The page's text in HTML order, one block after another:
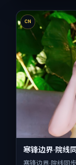
CN
寒锋边界·院线